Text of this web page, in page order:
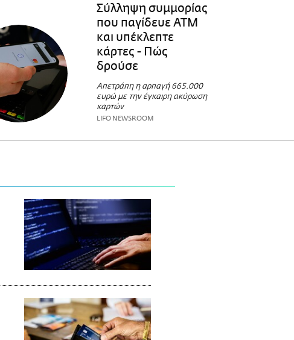
Σύλληψη συμμορίας
που παγίδευε ΑΤΜ
και υπέκλεπτε
κάρτες - Πώς
δρούσε
Απετράπη η αρπαγή 665.000
ευρώ με την έγκαιρη ακύρωση
καρτών
LIFO NEWSROOM